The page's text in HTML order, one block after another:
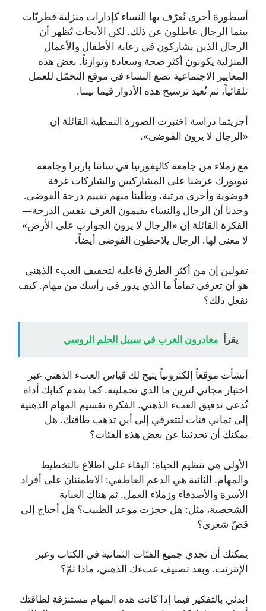
أسطورة أخرى نُعرّف بها النساء كإدارات منزلية فطريّات
بينما الرجال عاطلون عن ذلك. لكن الأبحاث تُظهر أن
الرجال الذين يشاركون في رعاية الأطفال والأعمال
المنزلية يكونون أكثر صحة وسعادة وتوازناً. بعض هذه
المعايير الاجتماعية تضع النساء في موقع التحمّل للعمل
تلقائياً، ثم نُعيد ترسيخ هذه الأدوار فيما بيننا.
أجريتما دراسة اختبرت الصورة النمطية القائلة إن
«الرجال لا يرون الفوضى».
مع زملاء من جامعة كاليفورنيا في سانتا باربرا وجامعة
نيويورك عرضنا على المشاركيين والشاركات غرفة
فوضوية وأخرى مرتبة، وطلبنا منهم تقييم درجة الفوضى.
وجدنا أن الرجال والنساء يقيمون الغرف بنفس الدرجة—
الفكرة القائلة إن «الرجال لا يرون الجوارب على الأرض»
لا معنى لها. الرجال يلاحظون الفوضى أيضاً.
تقولين إن من أكثر الطرق فاعلية لتخفيف العبء الذهني
هو أن تعرفي تماماً ما الذي يدور في رأسك من مهام. كيف
نفعل ذلك؟
يقرأ مغادرون الغرب في سبيل الحلم الروسي
أنشأت موقعاً إلكترونياً يتيح لك قياس العبء الذهني عبر
اختبار مجاني لترين ما الذي تحملينه. كما يقدم كتابك أداة
تُدعى تدقيق العبء الذهني. الفكرة تقسيم المهام الذهنية
إلى ثماني فئات لتتعرفي إلى أين تذهب طاقتك. هل
يمكنك أن تحدثينا عن بعض هذه الفئات؟
الأولى هي تنظيم الحياة: البقاء على اطلاع بالتخطيط
والمهام. الثانية هي الدعم العاطفي: الاطمئنان على أفراد
الأسرة والأصدقاء وزملاء العمل. ثم هناك العناية
الشخصية، مثل: هل حجزت موعد الطبيب؟ هل أحتاج إلى
قصّ شعري؟
يمكنك أن تجدي جميع الفئات الثمانية في الكتاب وعبر
الإنترنت. وبعد تصنيف عبءك الذهني، ماذا ثمّ؟
ابدئي بالتفكير فيما إذا كانت هذه المهام مستنزفة لطاقتك